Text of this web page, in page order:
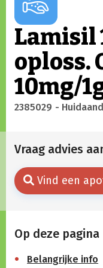
Lamisil
oploss.
10mg/
2385029 -
Vraag advies
Vind een
Op deze pagina
Belangrijke info